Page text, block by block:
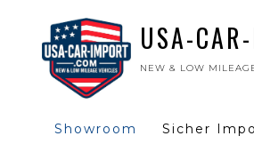
USA-
NEW & LOW
Showroom Sicher